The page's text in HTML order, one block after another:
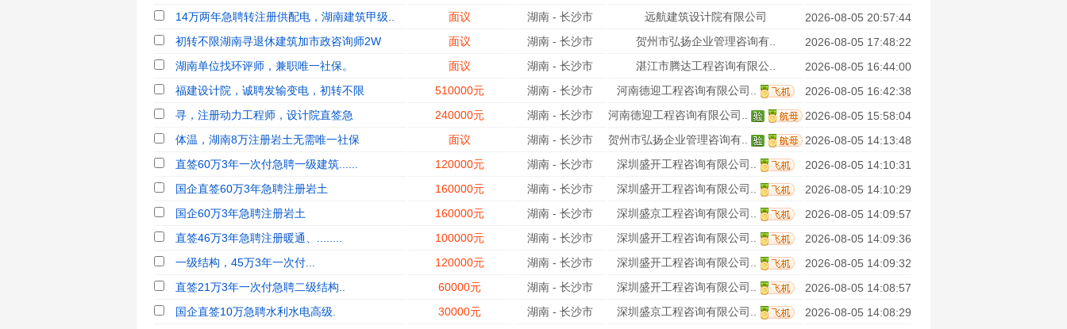
14万两年急聘转注册供配电，湖南建筑甲级..
面议 湖南 - 长沙市 远航建筑设计院有限公司
2026-08-05 20:57:44
初转不限湖南寻退休建筑加市政咨询师2W
面议 湖南 - 长沙市 贺州市弘扬企业管理咨询有..
2026-08-05 17:48:22
湖南单位找环评师，兼职唯一社保。
面议 湖南 - 长沙市 湛江市腾达工程咨询有限公..
2026-08-05 16:44:00
福建设计院，诚聘发输变电，初转不限
510000元 湖南 - 长沙市 河南德迎工程咨询有限公司..
2026-08-05 16:42:38
寻，注册动力工程师，设计院直签急
240000元 湖南 - 长沙市 河南德迎工程咨询有限公司..
2026-08-05 15:58:04
体温，湖南8万注册岩土无需唯一社保
面议 湖南 - 长沙市 贺州市弘扬企业管理咨询有..
2026-08-05 14:13:48
直签60万3年一次付急聘一级建筑......
120000元 湖南 - 长沙市 深圳盛开工程咨询有限公司..
2026-08-05 14:10:31
国企直签60万3年急聘注册岩土
160000元 湖南 - 长沙市 深圳盛开工程咨询有限公司..
2026-08-05 14:10:29
国企60万3年急聘注册岩土
160000元 湖南 - 长沙市 深圳盛京工程咨询有限公司..
2026-08-05 14:09:57
直签46万3年急聘注册暖通、........
100000元 湖南 - 长沙市 深圳盛开工程咨询有限公司..
2026-08-05 14:09:36
一级结构，45万3年一次付...
120000元 湖南 - 长沙市 深圳盛开工程咨询有限公司..
2026-08-05 14:09:32
直签21万3年一次付急聘二级结构..
60000元 湖南 - 长沙市 深圳盛开工程咨询有限公司..
2026-08-05 14:08:57
国企直签10万急聘水利水电高级.
30000元 湖南 - 长沙市 深圳盛京工程咨询有限公司..
2026-08-05 14:08:29